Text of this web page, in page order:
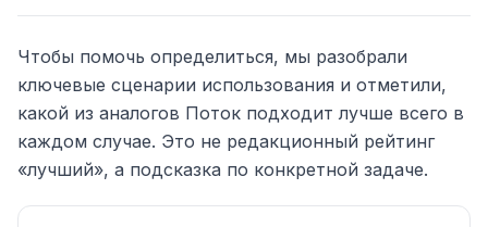
Чтобы помочь определиться, мы разобрали
ключевые сценарии использования и отметили,
какой из аналогов Поток подходит лучше всего в
каждом случае. Это не редакционный рейтинг
«лучший», а подсказка по конкретной задаче.